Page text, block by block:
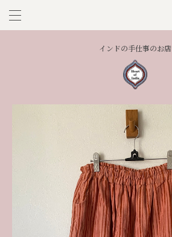
インドの手仕事のお店